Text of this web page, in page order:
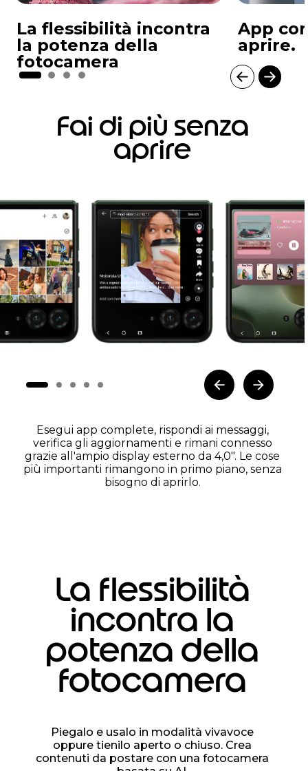
La flessibilità incontra
la potenza della
fotocamera
App
aprire.
Fai di più senza
aprire
Esegui app complete, rispondi ai messaggi,
verifica gli aggiornamenti e rimani connesso
grazie all'ampio display esterno da 4,0". Le cose
più importanti rimangono in primo piano, senza
bisogno di aprirlo.
La flessibilità
incontra la
potenza della
fotocamera
Piegalo e usalo in modalità vivavoce
oppure tienilo aperto o chiuso. Crea
contenuti da postare con una fotocamera